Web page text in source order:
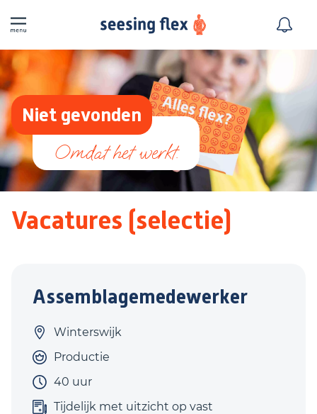
Niet gevonden
Vacatures (selectie)
Assemblagemedewerker
Winterswijk
Productie
40 uur
Tijdelijk met uitzicht op vast